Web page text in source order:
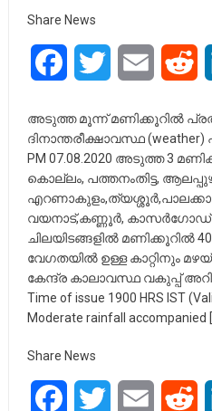
Share News
FacebookTwitter Email
അടുത്ത മൂന്ന് മണിക്കൂറിൽ
ദിനാന്തരീക്ഷാവസ്ഥ (weather)
PM 07.08.2020 അടുത്ത 3
കൊല്ലം, പത്തനംതിട്ട,
വയനാട്,കണ്ണൂർ, കാസർഗോഡ്
ചിലയിടങ്ങളിൽ മണിക്കൂറിൽ
വേഗതയിൽ ഉള്ള കാറ്റിനും
കേന്ദ്ര കാലാവസ്ഥ വകുപ്പ്
Time of issue 1900 HRS IST
Moderate rainfall accompanied
Share News
FacebookTwitter Email